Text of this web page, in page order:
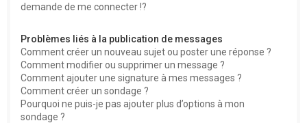
demande de me connecter !?
Problèmes liés à la publication de messages
Comment créer un nouveau sujet ou poster une réponse ?
Comment modifier ou supprimer un message ?
Comment ajouter une signature à mes messages ?
Comment créer un sondage ?
Pourquoi ne puis-je pas ajouter plus d’options à mon
sondage ?